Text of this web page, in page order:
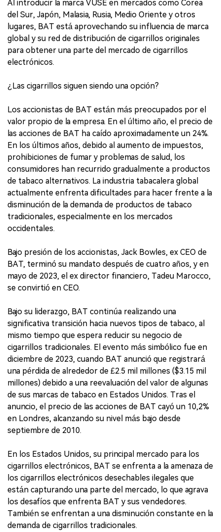
Al introducir la marca VUSE en mercados como Corea
del Sur, Japón, Malasia, Rusia, Medio Oriente y otros
lugares, BAT está aprovechando su influencia de marca
global y su red de distribución de cigarrillos originales
para obtener una parte del mercado de cigarrillos
electrónicos.
¿Las cigarrillos siguen siendo una opción?
Los accionistas de BAT están más preocupados por el
valor propio de la empresa. En el último año, el precio de
las acciones de BAT ha caído aproximadamente un 24%.
En los últimos años, debido al aumento de impuestos,
prohibiciones de fumar y problemas de salud, los
consumidores han recurrido gradualmente a productos
de tabaco alternativos. La industria tabacalera global
actualmente enfrenta dificultades para hacer frente a la
disminución de la demanda de productos de tabaco
tradicionales, especialmente en los mercados
occidentales.
Bajo presión de los accionistas, Jack Bowles, ex CEO de
BAT, terminó su mandato después de cuatro años, y en
mayo de 2023, el ex director financiero, Tadeu Marocco,
se convirtió en CEO.
Bajo su liderazgo, BAT continúa realizando una
significativa transición hacia nuevos tipos de tabaco, al
mismo tiempo que espera reducir su negocio de
cigarrillos tradicionales. El evento más simbólico fue en
diciembre de 2023, cuando BAT anunció que registrará
una pérdida de alrededor de £2.5 mil millones ($3.15 mil
millones) debido a una reevaluación del valor de algunas
de sus marcas de tabaco en Estados Unidos. Tras el
anuncio, el precio de las acciones de BAT cayó un 10,2%
en Londres, alcanzando su nivel más bajo desde
septiembre de 2010.
En los Estados Unidos, su principal mercado para los
cigarrillos electrónicos, BAT se enfrenta a la amenaza de
los cigarrillos electrónicos desechables ilegales que
están capturando una parte del mercado, lo que agrava
los desafíos que enfrenta BAT y sus vendedores.
También se enfrentan a una disminución constante en la
demanda de cigarrillos tradicionales.